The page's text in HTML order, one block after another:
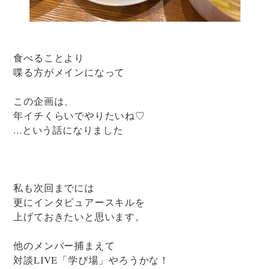
食べることより
喋る方がメインになって
この企画は、
年イチくらいでやりたいね♡
...という話になりました
私も次回までには
更にインタビュアースキルを
上げておきたいと思います。
他のメンバー捕まえて
対談LIVE「学び場」やろうかな！